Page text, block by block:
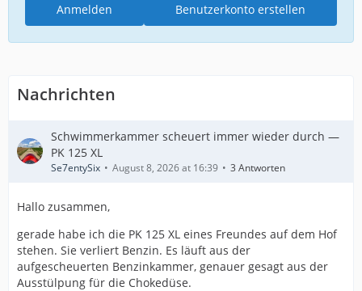
Benutzerkonto erstellen
Anmelden
Nachrichten
Schwimmerkammer scheuert immer wieder durch —
PK 125 XL
Se7entySix August 8, 2026 at 16:39 3 Antworten
Hallo zusammen,
gerade habe ich die PK 125 XL eines Freundes auf dem Hof
stehen. Sie verliert Benzin. Es läuft aus der
aufgescheuerten Benzinkammer, genauer gesagt aus der
Ausstülpung für die Chokedüse.